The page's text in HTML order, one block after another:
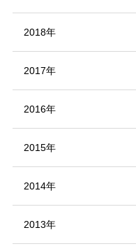
2018年
2017年
2016年
2015年
2014年
2013年